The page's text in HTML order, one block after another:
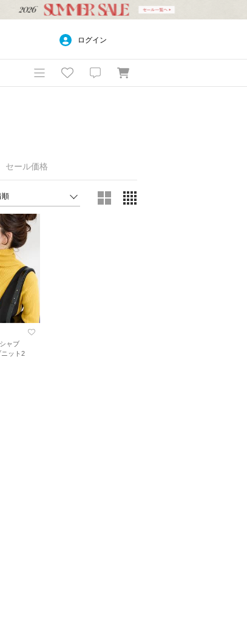
ログイン
セール価格
ャブ
ニット2